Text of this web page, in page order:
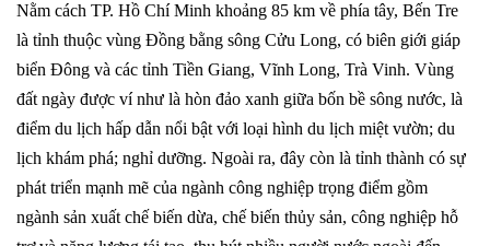
Nằm cách TP. Hồ Chí Minh khoảng 85 km về phía tây, Bến Tre
là tỉnh thuộc vùng Đồng bằng sông Cửu Long, có biên giới giáp
biển Đông và các tỉnh Tiền Giang, Vĩnh Long, Trà Vinh. Vùng
đất ngày được vínhư là hòn đảo xanh giữa bốn bề sông nước, là
điểm du lịch hấp dẫn nổi bật với loại hình du lịch miệt vườn; du
lịch khám phá; nghỉ dưỡng. Ngoài ra, đây còn là tỉnh thành có sự
phát triển mạnh mẽ của ngành công nghiệp trọng điểm gồm
ngành sản xuất chế biến dừa, chế biến thủy sản, công nghiệp hỗ